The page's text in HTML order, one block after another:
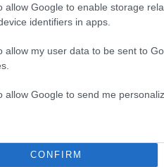
allow Google to enable storage
identifiers in apps.
allow my user data to be sent to
allow Google to send me
CONFIRM
πεντακάθαρο μήνυμα, η
από την ασφάλεια του
της ευθύνης». «
, ξεχνώντας ότι εμείς τα
την
ούτε ο Καραμανλής